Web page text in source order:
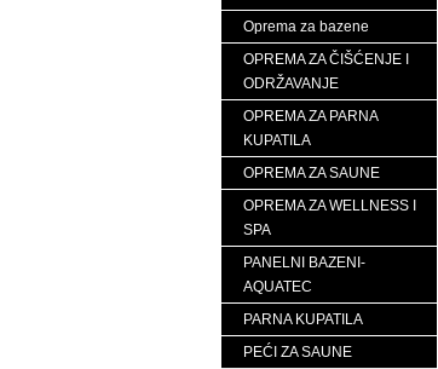
Oprema za bazene
OPREMA ZA ČIŠĆENJE I
ODRŽAVANJE
OPREMA ZA PARNA
KUPATILA
OPREMA ZA SAUNE
OPREMA ZA WELLNESS I
SPA
PANELNI BAZENI-
AQUATEC
PARNA KUPATILA
PEĆI ZA SAUNE